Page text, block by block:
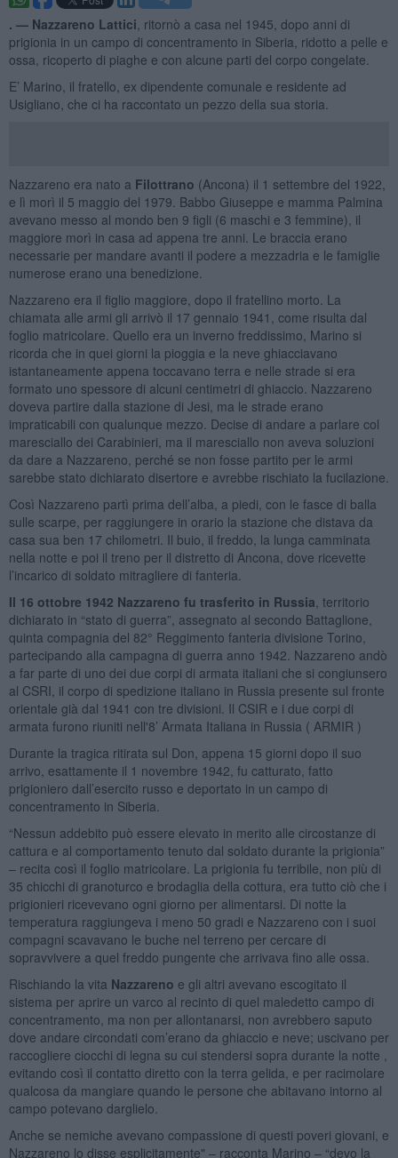
. — Nazzareno Lattici , ritornò a casa nel 1945, dopo anni di
prigionia in un campo di concentramento in Siberia, ridotto a pelle e
ossa, ricoperto di piaghe e con alcune parti del corpo congelate.
E’ Marino, il fratello, ex dipendente comunale e residente ad
Usigliano, che ci ha raccontato un pezzo della sua storia.
Nazzareno era nato a Filottrano (Ancona) il 1 settembre del 1922,
e lì morì il 5 maggio del 1979. Babbo Giuseppe e mamma Palmina
avevano messo al mondo ben 9 figli (6 maschi e 3 femmine), il
maggiore morì in casa ad appena tre anni. Le braccia erano
necessarie per mandare avanti il podere a mezzadria e le famiglie
numerose erano una benedizione.
Nazzareno era il figlio maggiore, dopo il fratellino morto. La
chiamata alle armi gli arrivò il 17 gennaio 1941, come risulta dal
foglio matricolare. Quello era un inverno freddissimo, Marino si
ricorda che in quei giorni la pioggia e la neve ghiacciavano
istantaneamente appena toccavano terra e nelle strade si era
formato uno spessore di alcuni centimetri di ghiaccio. Nazzareno
doveva partire dalla stazione di Jesi, ma le strade erano
impraticabili con qualunque mezzo. Decise di andare a parlare col
maresciallo dei Carabinieri, ma il maresciallo non aveva soluzioni
da dare a Nazzareno, perché se non fosse partito per le armi
sarebbe stato dichiarato disertore e avrebbe rischiato la fucilazione.
Così Nazzareno partì prima dell’alba, a piedi, con le fasce di balla
sulle scarpe, per raggiungere in orario la stazione che distava da
casa sua ben 17 chilometri. Il buio, il freddo, la lunga camminata
nella notte e poi il treno per il distretto di Ancona, dove ricevette
l’incarico di soldato mitragliere di fanteria.
Il 16 ottobre 1942 Nazzareno fu trasferito in Russia , territorio
dichiarato in “stato di guerra”, assegnato al secondo Battaglione,
quinta compagnia del 82° Reggimento fanteria divisione Torino,
partecipando alla campagna di guerra anno 1942. Nazzareno andò
a far parte di uno dei due corpi di armata italiani che si congiunsero
al CSRI, il corpo di spedizione italiano in Russia presente sul fronte
orientale già dal 1941 con tre divisioni. Il CSIR e i due corpi di
armata furono riuniti nell'8’ Armata Italiana in Russia ( ARMIR )
Durante la tragica ritirata sul Don, appena 15 giorni dopo il suo
arrivo, esattamente il 1 novembre 1942, fu catturato, fatto
prigioniero dall’esercito russo e deportato in un campo di
concentramento in Siberia.
“Nessun addebito può essere elevato in merito alle circostanze di
cattura e al comportamento tenuto dal soldato durante la prigionia”
– recita così il foglio matricolare. La prigionia fu terribile, non più di
35 chicchi di granoturco e brodaglia della cottura, era tutto ciò che i
prigionieri ricevevano ogni giorno per alimentarsi. Di notte la
temperatura raggiungeva i meno 50 gradi e Nazzareno con i suoi
compagni scavavano le buche nel terreno per cercare di
sopravvivere a quel freddo pungente che arrivava fino alle ossa.
Rischiando la vita Nazzareno e gli altri avevano escogitato il
sistema per aprire un varco al recinto di quel maledetto campo di
concentramento, ma non per allontanarsi, non avrebbero saputo
dove andare circondati com’erano da ghiaccio e neve; uscivano per
raccogliere ciocchi di legna su cui stendersi sopra durante la notte ,
evitando così il contatto diretto con la terra gelida, e per racimolare
qualcosa da mangiare quando le persone che abitavano intorno al
campo potevano darglielo.
Anche se nemiche avevano compassione di questi poveri giovani, e
Nazzareno lo disse esplicitamente" – racconta Marino – “devo la